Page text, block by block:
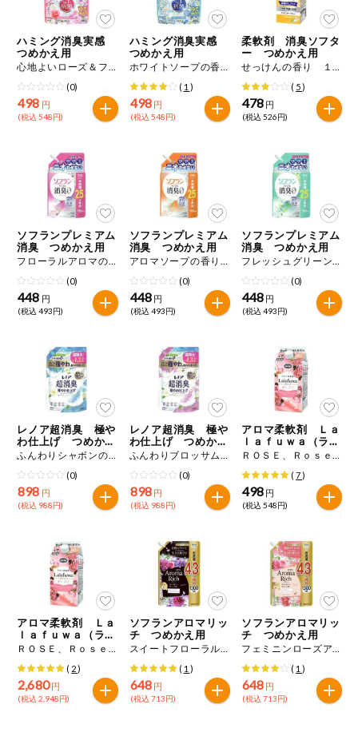
ハミング消臭実感
つめかえ用
心地よいローズ＆フローラルの香り ９３０ｇ
(0)
498 円
(税込 548円)
ハミング消臭実感
つめかえ用
ホワイトソープの香り ９３０ｇ
( 1 )
498 円
(税込 548円)
柔軟剤 消臭ソフタ
ー つめかえ用
せっけんの香り １２００ｍＬ
( 5)
478 円
(税込 526円)
ソフランプレミアム
消臭 つめかえ用
フローラルアロマの香り ７５０ｍＬ
(0)
448 円
(税込 493円)
ソフランプレミアム
消臭 つめかえ用
アロマソープの香り ７５０ｍＬ
(0)
448 円
(税込 493円)
ソフランプレミアム
消臭 つめかえ用
フレッシュグリーンアロマの香り ７５０ｍＬ
(0)
448 円
(税込 493円)
レノア超消臭 極や
わ仕上げ つめかえ
用
ふんわりシャボンの香り １３３５ｍＬ
(0)
898 円
(税込 988円)
レノア超消臭 極や
わ仕上げ つめかえ
用
ふんわりブロッサムの香り １３３５ｍＬ
(0)
898 円
(税込 988円)
アロマ柔軟剤 Ｌａ
ｌａｆｕｗａ（ララ
フワ） つめかえ用 ＲＯＳＥ、Ｒｏｓｅ、ｒｏｓｅ １０００ｍＬ
( 7)
498 円
(税込 548円)
アロマ柔軟剤 Ｌａ
ｌａｆｕｗａ（ララ
フワ） つめかえ用ＲＯＳＥ、Ｒｏｓｅ、ｒｏｓｅ １０００ｍＬ×６個
( 2)
2,680 円
(税込 2,948円)
ソフランアロマリッ
チ つめかえ用
スイートフローラルアロマの香り ジュリエット １３００ｍＬ
( 1 )
648 円
(税込 713円)
ソフランアロマリッ
チ つめかえ用
フェミニンローズアロマの香り ダイアナ １３００ｍＬ
( 1 )
648 円
(税込 713円)